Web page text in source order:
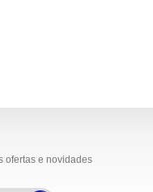
ofertas e novidades